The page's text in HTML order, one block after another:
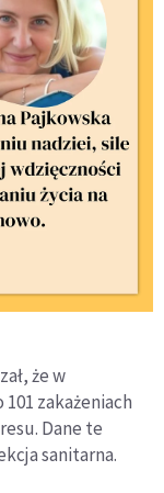
że w
zakażeniach
Dane te
sanitarna.